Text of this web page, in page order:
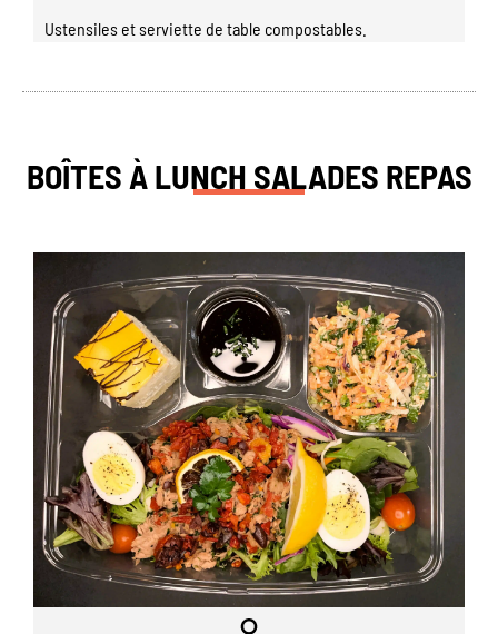
Ustensiles et serviette de table compostables.
BOÎTES À LUNCH SALADES REPAS